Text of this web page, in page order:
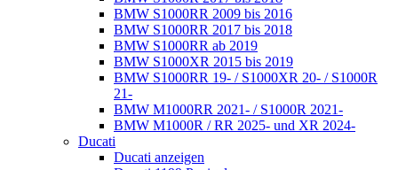
BMW S1000RR 2009 bis 2016
BMW S1000RR 2017 bis 2018
BMW S1000RR ab 2019
BMW S1000XR 2015 bis 2019
BMW S1000RR 19- / S1000XR 20- / S1000R
21-
BMW M1000RR 2021- / S1000R 2021-
BMW M1000R / RR 2025- und XR 2024-
Ducati
Ducati anzeigen